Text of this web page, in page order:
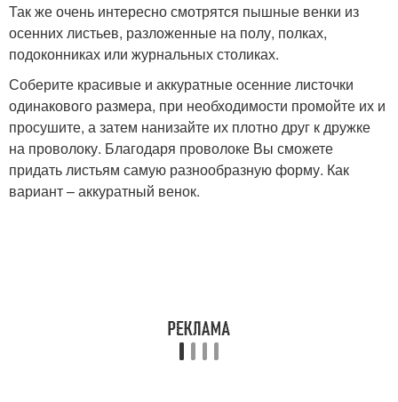
Так же очень интересно смотрятся пышные венки из
осенних листьев, разложенные на полу, полках,
подоконниках или журнальных столиках.
Соберите красивые и аккуратные осенние листочки
одинакового размера, при необходимости промойте их и
просушите, а затем нанизайте их плотно друг к дружке
на проволоку. Благодаря проволоке Вы сможете
придать листьям самую разнообразную форму. Как
вариант – аккуратный венок.